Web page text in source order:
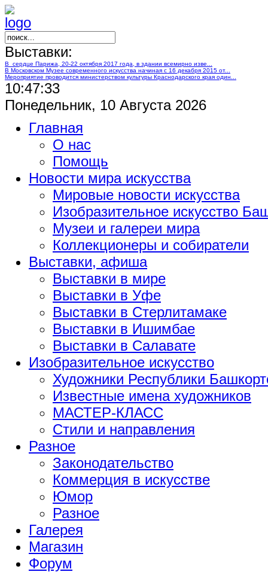
Выставки:
В сердце Парижа, 20-22 октября 2017 года, в здании всемирно изве...
В Московском Музее современного искусства начиная с 16 декабря 2015 от...
Мероприятие проводится министерством культуры Краснодарского края один...
10:47:34
Понедельник, 10 Августа 2026
Главная
О нас
Помощь
Новости мира искусства
Мировые новости искусства
Изобразительное искусство
Музеи и галереи мира
Коллекционеры и собиратели
Выставки, афиша
Выставки в мире
Выставки в Уфе
Выставки в Стерлитамаке
Выставки в Ишимбае
Выставки в Салавате
Изобразительное искусство
Художники Республики
Известные имена художников
МАСТЕР-КЛАСС
Стили и направления
Разное
Законодательство
Коммерция в искусстве
Юмор
Разное
Галерея
Магазин
Форум